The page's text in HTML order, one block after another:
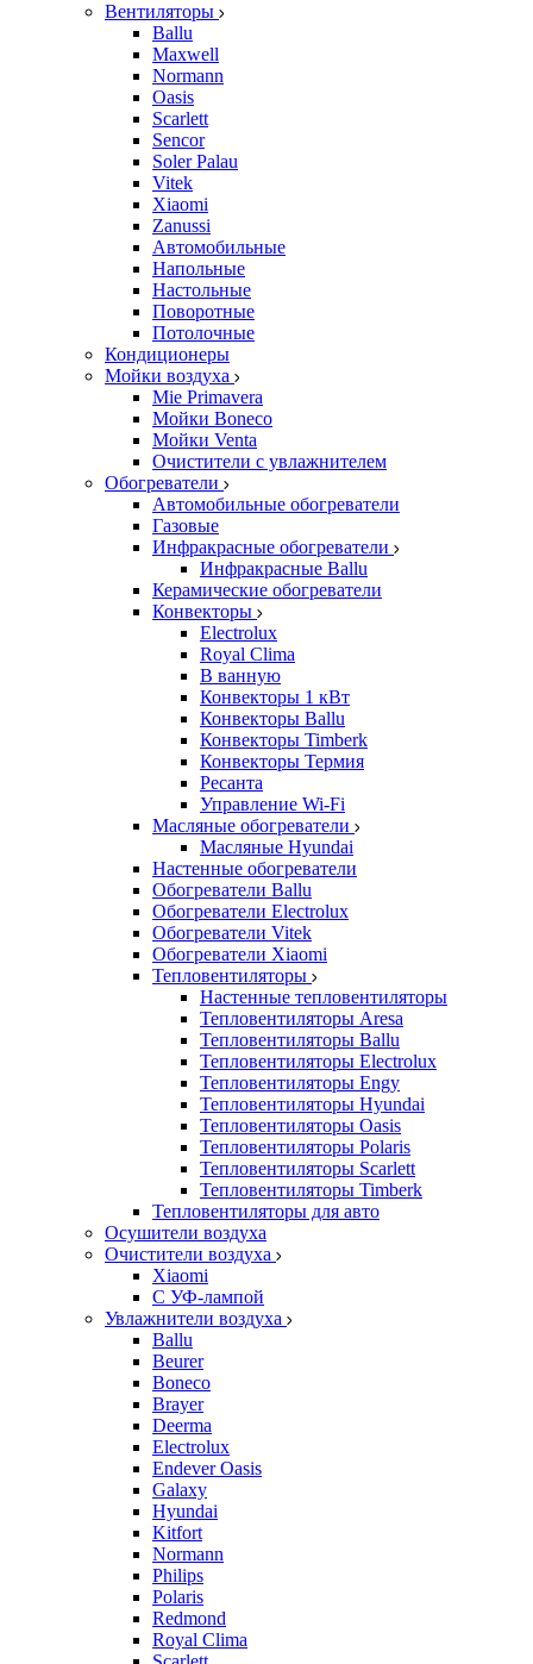
Вентиляторы
Ballu
Maxwell
Normann
Oasis
Scarlett
Sencor
Soler Palau
Vitek
Xiaomi
Zanussi
Автомобильные
Напольные
Настольные
Поворотные
Потолочные
Кондиционеры
Мойки воздуха
Mie Primavera
Мойки Boneco
Мойки Venta
Очистители с увлажнителем
Обогреватели
Автомобильные обогреватели
Газовые
Инфракрасные обогреватели
Инфракрасные Ballu
Керамические обогреватели
Конвекторы
Electrolux
Royal Clima
В ванную
Конвекторы 1 кВт
Конвекторы Ballu
Конвекторы Timberk
Конвекторы Термия
Ресанта
Управление Wi-Fi
Масляные обогреватели
Масляные Hyundai
Настенные обогреватели
Обогреватели Ballu
Обогреватели Electrolux
Обогреватели Vitek
Обогреватели Xiaomi
Тепловентиляторы
Настенные тепловентиляторы
Тепловентиляторы Aresa
Тепловентиляторы Ballu
Тепловентиляторы Electrolux
Тепловентиляторы Engy
Тепловентиляторы Hyundai
Тепловентиляторы Oasis
Тепловентиляторы Polaris
Тепловентиляторы Scarlett
Тепловентиляторы Timberk
Тепловентиляторы для авто
Осушители воздуха
Очистители воздуха
Xiaomi
С УФ-лампой
Увлажнители воздуха
Ballu
Beurer
Boneco
Brayer
Deerma
Electrolux
Endever Oasis
Galaxy
Hyundai
Kitfort
Normann
Philips
Polaris
Redmond
Royal Clima